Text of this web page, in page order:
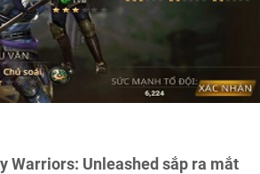
Warriors: Unleashed sắp ra mắt